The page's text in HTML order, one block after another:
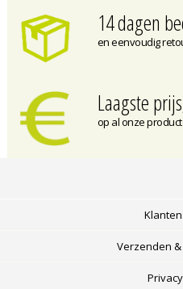
14 dagen
en eenvoudig
Laagste
op al onze
Verzenden